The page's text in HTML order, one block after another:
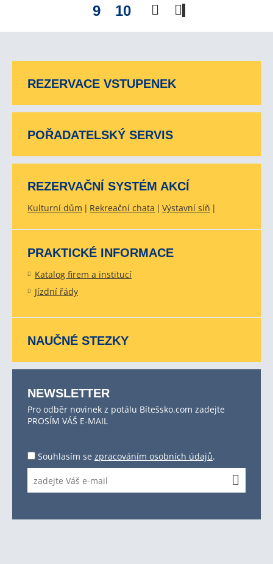
9
10
REZERVACE VSTUPENEK
POŘADATELSKÝ SERVIS
REZERVAČNÍ SYSTÉM AKCÍ
Kulturní dům Rekreační chata Výstavní síň
PRAKTICKÉ INFORMACE
Katalog firem a institucí
Jízdní řády
NAUČNÉ STEZKY
NEWSLETTER
Pro odběr novinek z potálu Bítešsko.com zadejte
PROSÍM VÁŠ E-MAIL
Souhlasím se zpracováním osobních údajů.